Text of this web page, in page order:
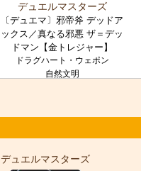
デュエルマスターズ
〔デュエマ〕邪帝斧 デッドア
ックス／真なる邪悪 ザ＝デッ
ドマン【金トレジャー】
ドラグハート・ウェポン
自然文明
デュエルマスターズ